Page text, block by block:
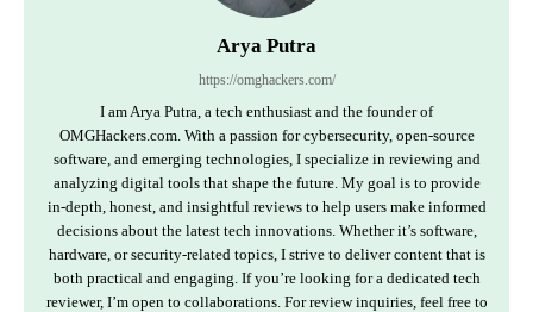
Arya Putra
https://omghackers.com/
I am Arya Putra, a tech enthusiast and the founder of
OMGHackers.com. With a passion for cybersecurity, open-source
software, and emerging technologies, I specialize in reviewing and
analyzing digital tools that shape the future. My goal is to provide
in-depth, honest, and insightful reviews to help users make informed
decisions about the latest tech innovations. Whether it’s software,
hardware, or security-related topics, I strive to deliver content that is
both practical and engaging. If you’re looking for a dedicated tech
reviewer, I’m open to collaborations. For review inquiries, feel free to